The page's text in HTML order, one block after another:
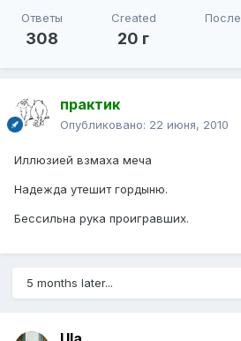
Ответы
308
Created
20 г
практик
Опубликовано: 22 июня, 2010
Иллюзией взмаха меча
Надежда утешит гордыню.
Бессильна рука проигравших.
5 months later...